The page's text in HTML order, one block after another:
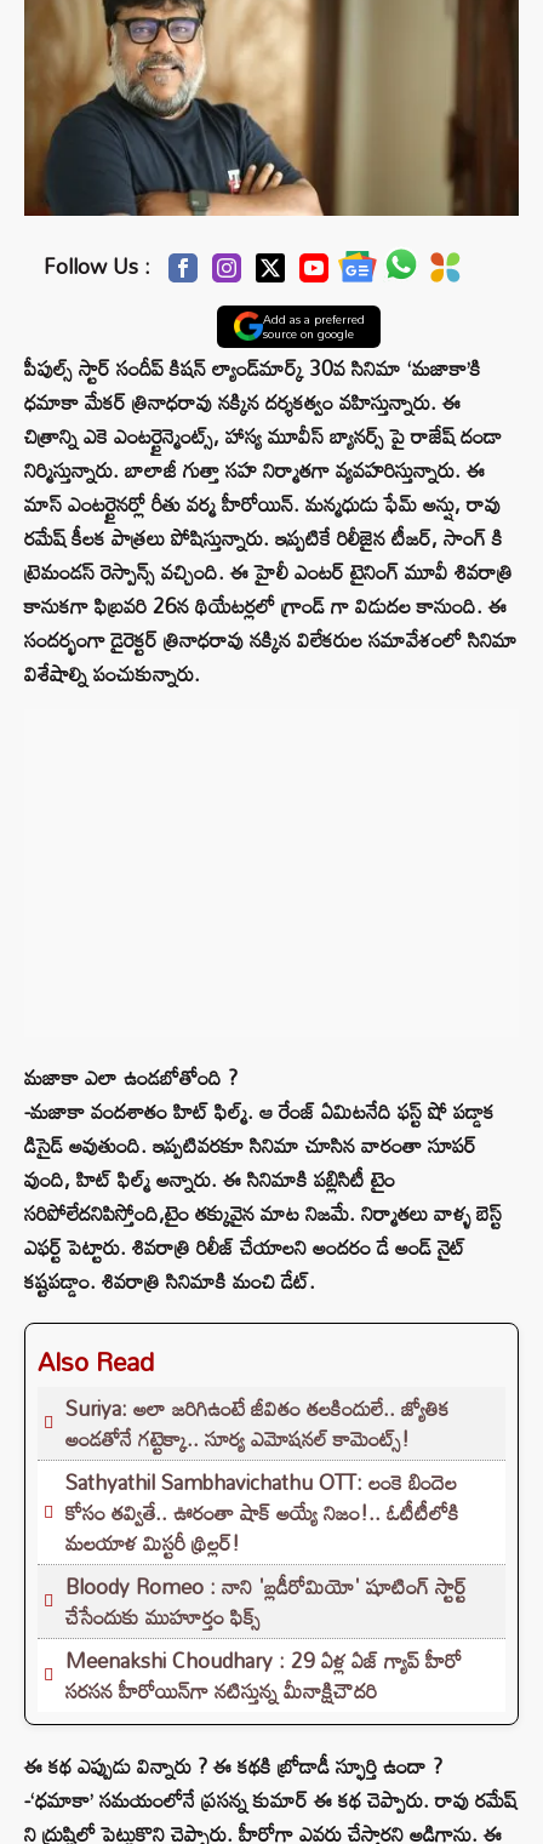
Follow Us :
Add as a preferred
source on google
పీపుల్స్ స్టార్ సందీప్ కిషన్ ల్యాండ్‌మార్క్ 30వ సినిమా ‘మజాకా’కి
ధమాకా మేకర్ త్రినాధరావు నక్కిన దర్శకత్వం వహిస్తున్నారు. ఈ
చిత్రాన్ని ఎకె ఎంటర్టైన్మెంట్స్, హాస్య మూవీస్ బ్యానర్స్ పై రాజేష్ దండా
నిర్మిస్తున్నారు. బాలాజీ గుత్తా సహ నిర్మాతగా వ్యవహరిస్తున్నారు. ఈ
మాస్ ఎంటర్టైనర్లో రీతు వర్మ హీరోయిన్. మన్మధుడు ఫేమ్ అన్షు, రావు
రమేష్ కీలక పాత్రలు పోషిస్తున్నారు. ఇప్పటికే రిలీజైన టీజర్, సాంగ్ కి
ట్రెమండస్ రెస్పాన్స్ వచ్చింది. ఈ హైలీ ఎంటర్ టైనింగ్ మూవీ శివరాత్రి
కానుకగా ఫిబ్రవరి 26న థియేటర్లలో గ్రాండ్ గా విడుదల కానుంది. ఈ
సందర్భంగా డైరెక్టర్ త్రినాధరావు నక్కిన విలేకరుల సమావేశంలో సినిమా
విశేషాల్ని పంచుకున్నారు.
మజాకా ఎలా ఉండబోతోంది ?
-మజాకా వందశాతం హిట్ ఫిల్మ్. ఆ రేంజ్ ఏమిటనేది ఫస్ట్ షో పడ్డాక
డిసైడ్ అవుతుంది. ఇప్పటివరకూ సినిమా చూసిన వారంతా సూపర్
వుంది, హిట్ ఫిల్మ్ అన్నారు. ఈ సినిమాకి పబ్లిసిటీ టైం
సరిపోలేదనిపిస్తోంది,టైం తక్కువైన మాట నిజమే. నిర్మాతలు వాళ్ళ బెస్ట్
ఎఫర్ట్ పెట్టారు. శివరాత్రి రిలీజ్ చేయాలని అందరం డే అండ్ నైట్
కష్టపడ్డాం. శివరాత్రి సినిమాకి మంచి డేట్.
Also Read
Suriya: అలా జరిగిఉంటే జీవితం తలకిందులే.. జ్యోతిక
అండతోనే గట్టెక్కా.. సూర్య ఎమోషనల్ కామెంట్స్!
Sathyathil Sambhavichathu OTT: లంకె బిందెల
కోసం తవ్వితే.. ఊరంతా షాక్ అయ్యే నిజం!.. ఓటీటీలోకి
మలయాళ మిస్టరీ థ్రిల్లర్!
Bloody Romeo : నాని 'బ్లడీరోమియో' షూటింగ్ స్టార్ట్
చేసేందుకు ముహూర్తం ఫిక్స్
Meenakshi Choudhary : 29 ఏళ్ల ఏజ్ గ్యాప్ హీరో
సరసన హీరోయిన్‌గా నటిస్తున్న మీనాక్షిచౌదరి
ఈ కథ ఎప్పుడు విన్నారు ? ఈ కథకి బ్రోడాడీ స్ఫూర్తి ఉందా ?
-‘ధమాకా’ సమయంలోనే ప్రసన్న కుమార్ ఈ కథ చెప్పారు. రావు రమేష్
ని ద్రుష్టిలో పెట్టుకొని చెప్పారు. హీరోగా ఎవరు చేస్తారని అడిగాను. ఈ